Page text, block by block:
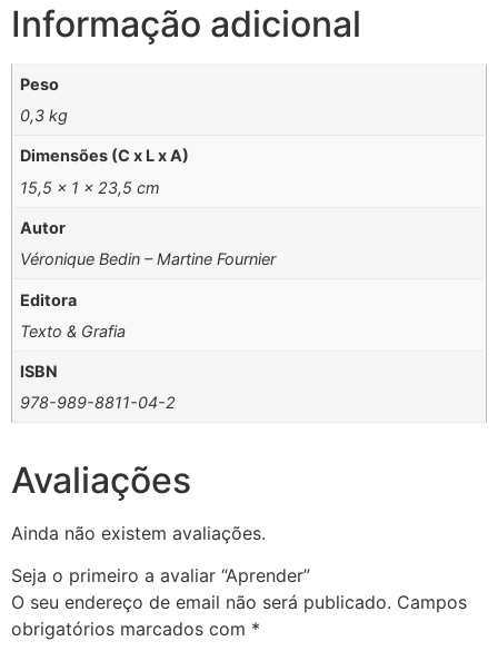
Informação adicional
Peso
0,3 kg
Dimensões (C x L x A)
15,5 × 1 × 23,5 cm
Autor
Véronique Bedin – Martine Fournier
Editora
Texto & Grafia
ISBN
978-989-8811-04-2
Avaliações
Ainda não existem avaliações.
Seja o primeiro a avaliar “Aprender”
O seu endereço de email não será publicado. Campos
obrigatórios marcados com *